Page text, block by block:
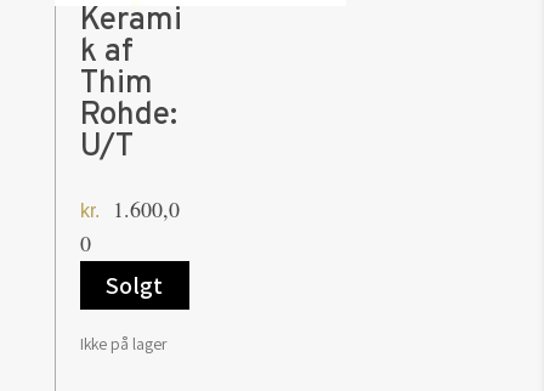
Kerami
k af
Thim
Rohde:
U/T
kr.
1.600,0
0
Solgt
Ikke på lager